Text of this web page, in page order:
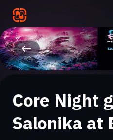
Core Night
Salonika at